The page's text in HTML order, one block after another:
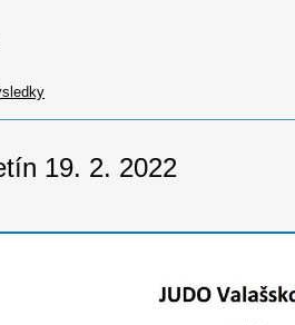
19. 2. 2022